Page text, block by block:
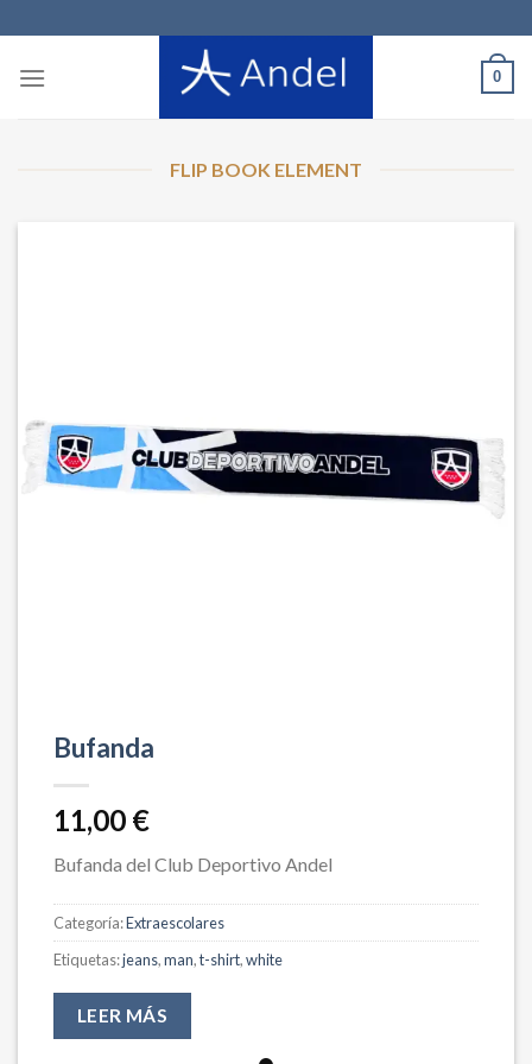
to
content
0
FLIP BOOK ELEMENT
Bufanda
11,00 €
Bufanda del Club Deportivo Andel
Categoría:Extraescolares
Etiquetas:jeans,man,t-shirt,white
LEER MÁS